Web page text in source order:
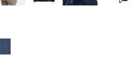
womens/outer/fleece/g/